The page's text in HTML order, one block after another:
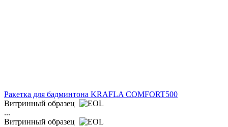
Ракетка для бадминтона KRAFLA COMFORT500
Витринный образец
...
Витринный образец